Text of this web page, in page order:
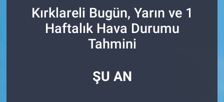
Kırklareli Bugün, Yarın ve 1
Haftalık Hava Durumu
Tahmini
ŞU AN
KÜLTÜR SANAT
POLİTİKA
Süper Lig Puan Durumu ve Fikstür
Tüm Manşetler